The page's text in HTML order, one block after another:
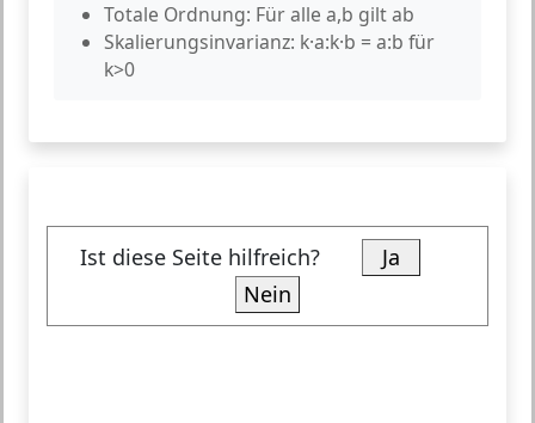
Totale Ordnung: Für alle a,b gilt ab
Skalierungsinvarianz: k·a:k·b = a:b für
k>0
Ist diese Seite hilfreich?
Ja
Nein